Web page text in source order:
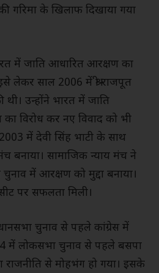
गरिमा के खिलाफ दिखाया गया
में जाति आधारित आरक्षण का
लेकर साल 2006 में श्री राजपूत
उन्होंने भारत में जाति
विरोध कर नए विवाद को भी
में देवी सिंह भाटी के साथ
बनाया। सामाजिक न्याय मंच ने
में आरक्षण को मुद्दा बनाया।
पर सफलता मिली।
चुनाव से पहले कांग्रेस में
में लोकसभा चुनाव से पहले बसपा
से मोहभंग हो गया। इसके